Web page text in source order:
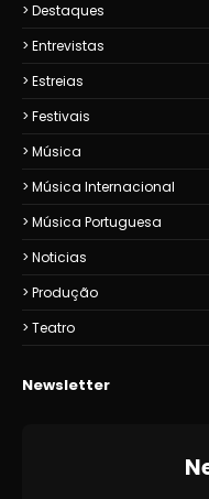
Destaques
Entrevistas
Estreias
Festivais
Música
Música Internacional
Música Portuguesa
Noticias
Produção
Teatro
Newsletter